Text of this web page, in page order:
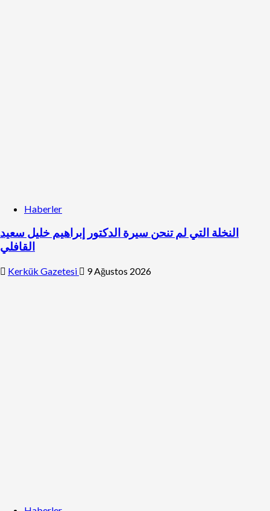
Haberler
النخلة التي لم تنحن سيرة الدكتور إبراهيم خليل سعيد
القافلي
Kerkük Gazetesi 9 Ağustos 2026